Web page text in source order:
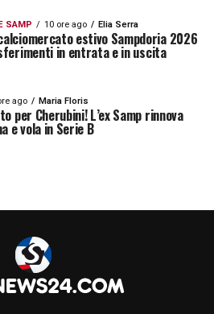
SAMP 10 ore ago Elia Serra
estivo Sampdoria 2026
in entrata e in uscita
ago Maria Floris
per Cherubini! L’ex Samp rinnova
e vola in Serie B